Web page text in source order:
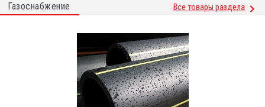
Газоснабжение Все товары раздела